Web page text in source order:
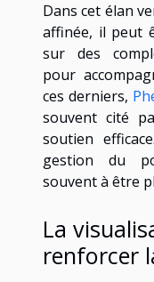
Dans cet élan
affinée, il peut
sur des
pour
ces derniers,
souvent cité
soutien
gestion du
souvent à être
La
renforcer